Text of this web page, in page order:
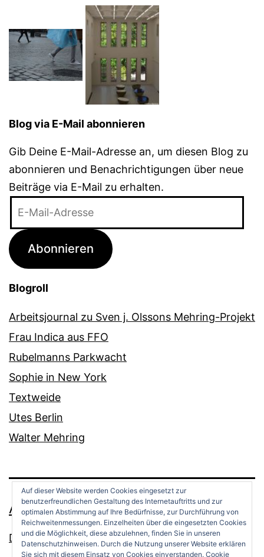
Blog via E-Mail abonnieren
Gib Deine E-Mail-Adresse an, um diesen Blog zu
abonnieren und Benachrichtigungen über neue
Beiträge via E-Mail zu erhalten.
Adresse
Abonnieren
Blogroll
Arbeitsjournal zu Sven j. Olssons Mehring-Projekt
Frau Indica aus FFO
Rubelmanns Parkwacht
Sophie in New York
Textweide
Utes Berlin
Walter Mehring
ANDREAS OPPERMANN
Datenschutz
Auf dieser Website werden Cookies eingesetzt zur
benutzerfreundlichen Gestaltung des Internetauftritts und zur
optimalen Abstimmung auf Ihre Bedürfnisse, zur Durchführung von
Reichweitenmessungen. Einzelheiten über die eingesetzten Cookies
und die Möglichkeit, diese abzulehnen, finden Sie in unseren
Datenschutzhinweisen. Durch die Nutzung unserer Website erklären
Sie sich mit diesem Einsatz von Cookies einverstanden. Cookie